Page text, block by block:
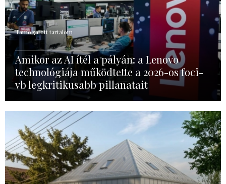
Támogatott tartalom
Amikor az AI ítél a pályán: a Lenovo
technológiája működtette a 2026-os foci-
vb legkritikusabb pillanatait